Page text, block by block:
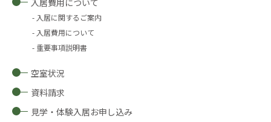
入居費用について
入居に関するご案内
入居費用について
重要事項説明書
空室状況
資料請求
見学・体験入居お申し込み